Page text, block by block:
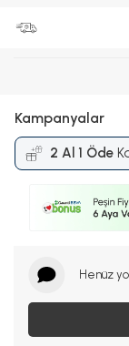
Kampanyalar
2 Al 1 Öde
Henüz